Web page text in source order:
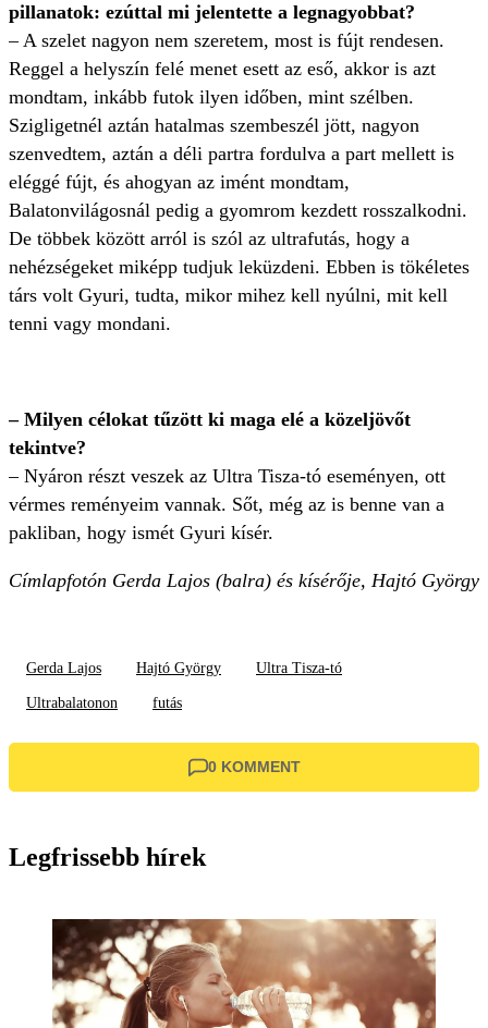
pillanatok: ezúttal mi jelentette a legnagyobbat?
– A szelet nagyon nem szeretem, most is fújt rendesen.
Reggel a helyszín felé menet esett az eső, akkor is azt
mondtam, inkább futok ilyen időben, mint szélben.
Szigligetnél aztán hatalmas szembeszél jött, nagyon
szenvedtem, aztán a déli partra fordulva a part mellett is
eléggé fújt, és ahogyan az imént mondtam,
Balatonvilágosnál pedig a gyomrom kezdett rosszalkodni.
De többek között arról is szól az ultrafutás, hogy a
nehézségeket miképp tudjuk leküzdeni. Ebben is tökéletes
társ volt Gyuri, tudta, mikor mihez kell nyúlni, mit kell
tenni vagy mondani.
– Milyen célokat tűzött ki maga elé a közeljövőt
tekintve?
– Nyáron részt veszek az Ultra Tisza-tó eseményen, ott
vérmes reményeim vannak. Sőt, még az is benne van a
pakliban, hogy ismét Gyuri kísér.
Címlapfotón Gerda Lajos (balra) és kísérője, Hajtó György
Gerda Lajos Hajtó György Ultra Tisza-tó
Ultrabalatonon futás
0 KOMMENT
Legfrissebb hírek